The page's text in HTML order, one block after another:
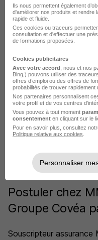
L'emploi chez
Groupe Covéa
MMA Assurances –
MMA Assurances –
MMA Assurances –
Voir toutes les offres par
Postuler chez
Groupe Covéa
Souscripteur assurance
Ils nous permettent également
d'améliorer nos produits et rendre
rapide et fluide.
Ces cookies ou traceurs
consultation et d'effectuer une
de formations proposées.
Cookies publicitaires
Avec votre accord , nous et nos
Bing,) pouvons utiliser des
offres d’emploi ou des offres de
probabilités de trouver rapidement
Nos partenaires personnalisent
votre profil et de vos centres
Vous pouvez à tout moment
consentement en cliquant sur le
Pour en savoir plus, consultez
Politique relative aux cookies
Personnaliser